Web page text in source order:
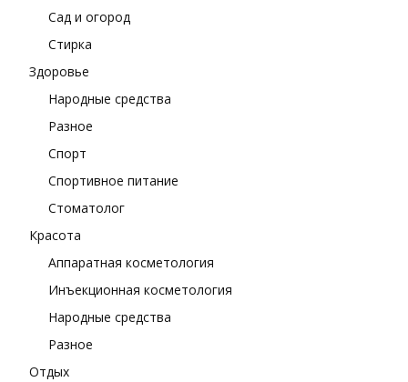
Сад и огород
Стирка
Здоровье
Народные средства
Разное
Спорт
Спортивное питание
Стоматолог
Красота
Аппаратная косметология
Инъекционная косметология
Народные средства
Разное
Отдых